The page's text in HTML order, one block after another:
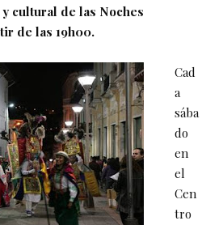
cultural de las Noches
de las 19h00.
Cad
a
sába
do
en
el
Cen
tro